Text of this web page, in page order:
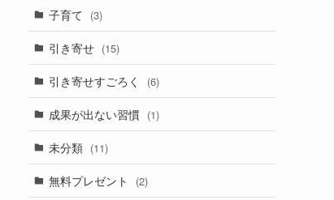
子育て (3)
引き寄せ (15)
引き寄せすごろく (6)
成果が出ない習慣 (1)
未分類 (11)
無料プレゼント (2)